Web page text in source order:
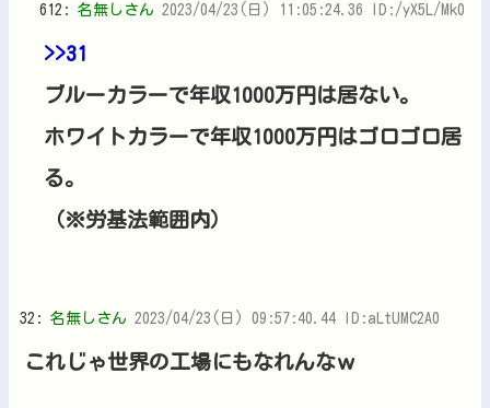
612: 名無しさん 2023/04/23(日) 11:05:24.36 ID:/yX5L/Mk0
>>31
ブルーカラーで年収1000万円は居ない。
ホワイトカラーで年収1000万円はゴロゴロ居
る。
（※労基法範囲内）
32: 名無しさん 2023/04/23(日) 09:57:40.44 ID:aLtUMC2A0
これじゃ世界の工場にもなれんなｗ